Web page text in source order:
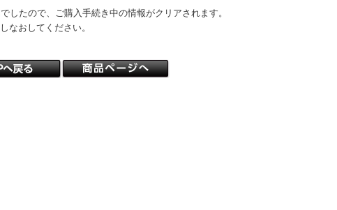
したので、ご購入手続き中の情報がクリアされます。
なおしてください。